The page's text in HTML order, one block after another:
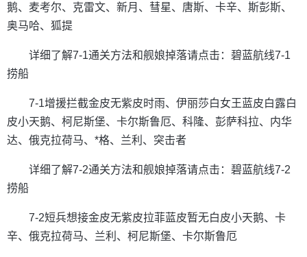
鹅、麦考尔、克雷文、新月、彗星、唐斯、卡辛、斯彭斯、
奥马哈、狐提
详细了解7-1通关方法和舰娘掉落请点击：碧蓝航线7-1
捞船
7-1增援拦截金皮无紫皮时雨、伊丽莎白女王蓝皮白露白
皮小天鹅、柯尼斯堡、卡尔斯鲁厄、科隆、彭萨科拉、内华
达、俄克拉荷马、*格、兰利、突击者
详细了解7-2通关方法和舰娘掉落请点击：碧蓝航线7-2
捞船
7-2短兵想接金皮无紫皮拉菲蓝皮暂无白皮小天鹅、卡
辛、俄克拉荷马、兰利、柯尼斯堡、卡尔斯鲁厄